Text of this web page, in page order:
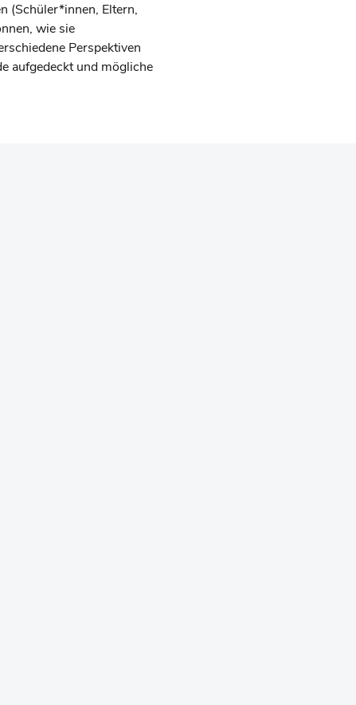
(Schüler*innen, Eltern,
wie sie
Perspektiven
aufgedeckt und mögliche